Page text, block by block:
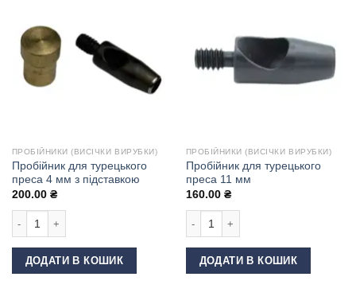
ПРОБІЙНИКИ (ВИСІЧКИ ВИРУБКИ)
Пробійник для турецького
преса 4 мм з підставкою
200.00 ₴
ДОДАТИ В КОШИК
ПРОБІЙНИКИ (ВИСІЧКИ ВИРУБКИ)
Пробійник для турецького
преса 11 мм
160.00 ₴
ДОДАТИ В КОШИК